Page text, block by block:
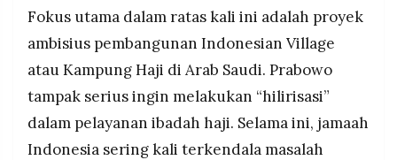
Fokus utama dalam ratas kali ini adalah proyek
ambisius pembangunan Indonesian Village
atau Kampung Haji di Arab Saudi. Prabowo
tampak serius ingin melakukan “hilirisasi”
dalam pelayanan ibadah haji. Selama ini, jamaah
Indonesia sering kali terkendala masalah